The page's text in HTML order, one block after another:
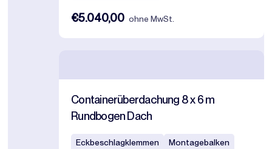
€5.040,00 ohne MwSt.
Containerüberdachung 8 x 6 m
Rundbogen Dach
Eckbeschlagklemmen
Montagebalken